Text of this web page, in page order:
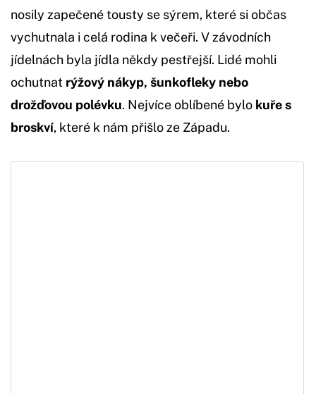
nosily zapečené tousty se sýrem, které si občas
vychutnala i celá rodina k večeři. V závodních
jídelnách byla jídla někdy pestřejší. Lidé mohli
ochutnat rýžový nákyp, šunkofleky nebo
drožďovou polévku. Nejvíce oblíbené bylo kuře s
broskví, které k nám přišlo ze Západu.